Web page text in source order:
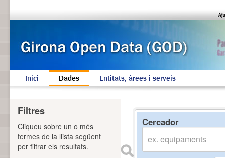
Inici Dades Entitats, àrees i serveis
Cercador
Filtres
Cliqueu sobre un o més
termes de la llista següent
per filtrar els resultats.